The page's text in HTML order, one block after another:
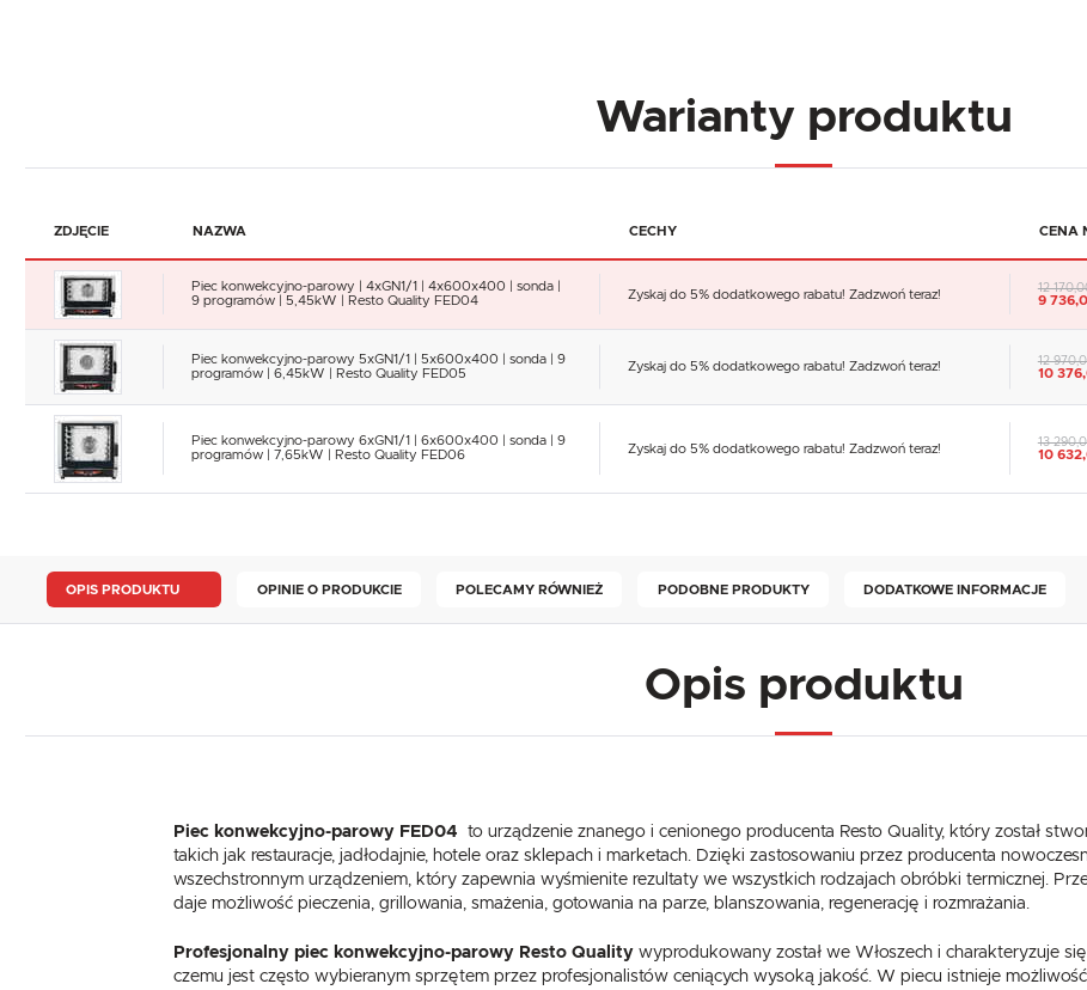
Warianty produktu
ZDJĘCIE NAZWA CECHY CENA
Piec konwekcyjno-parowy | 4xGN1/1 | 4x600x400 | sonda |
9 programów | 5,45kW | Resto Quality FED04
Zyskaj do 5% dodatkowego rabatu! Zadzwoń teraz! 12
9
Piec konwekcyjno-parowy 5xGN1/1 | 5x600x400 | sonda | 9
programów | 6,45kW | Resto Quality FED05
Zyskaj do 5% dodatkowego rabatu! Zadzwoń teraz! 12
10
Piec konwekcyjno-parowy 6xGN1/1 | 6x600x400 | sonda | 9
programów | 7,65kW | Resto Quality FED06
Zyskaj do 5% dodatkowego rabatu! Zadzwoń teraz! 13
10
OPIS PRODUKTU OPINIE O PRODUKCIE POLECAMY RÓWNIEŻ PODOBNE PRODUKTY DODATKOWE INFORMACJE
Opis produktu
Piec konwekcyjno-parowy FED04 to urządzenie znanego i cenionego producenta Resto Quality, który został
takich jak restauracje, jadłodajnie, hotele oraz sklepach i marketach. Dzięki zastosowaniu przez producenta
wszechstronnym urządzeniem, który zapewnia wyśmienite rezultaty we wszystkich rodzajach obróbki termicznej.
daje możliwość pieczenia, grillowania, smażenia, gotowania na parze, blanszowania, regenerację i rozmrażania.
Profesjonalny piec konwekcyjno-parowy Resto Qualitywyprodukowany został we Włoszech i charakteryzuje
czemu jest często wybieranym sprzętem przez profesjonalistów ceniących wysoką jakość. W piecu istnieje